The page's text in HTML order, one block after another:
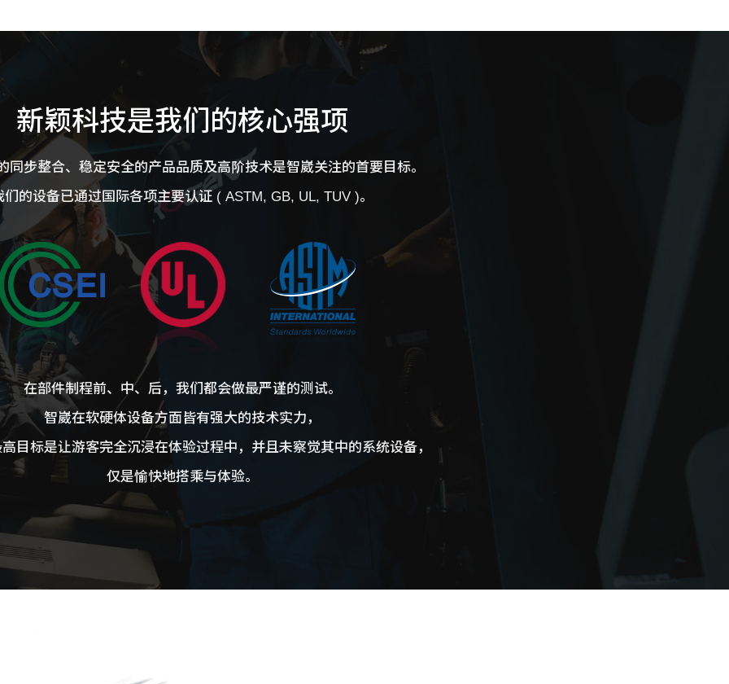
新颖科技是我们的核心强项
同步整合、稳定安全的产品品质及高阶技术是智崴关注的首要目标。
们的设备已通过国际各项主要认证 ( ASTM, GB, UL, TUV )。
在部件制程前、中、后，我们都会做最严谨的测试。
智崴在软硬体设备方面皆有强大的技术实力，
目标是让游客完全沉浸在体验过程中，并且未察觉其中的系统设备，
仅是愉快地搭乘与体验。